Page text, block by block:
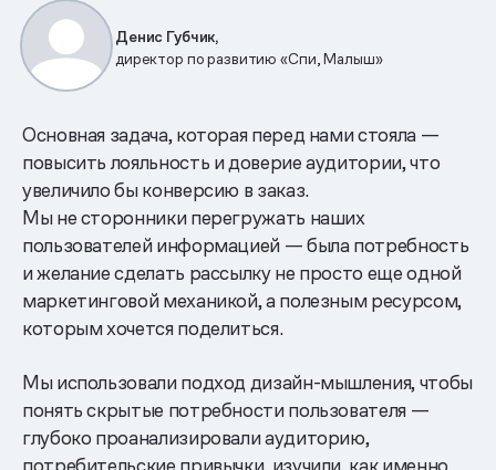
Денис Губчик,
директор по развитию «Спи, Малыш»
Основная задача, которая перед нами стояла —
повысить лояльность и доверие аудитории, что
увеличило бы конверсию в заказ.
Мы не сторонники перегружать наших
пользователей информацией — была потребность
и желание сделать рассылку не просто еще одной
маркетинговой механикой, а полезным ресурсом,
которым хочется поделиться.
Мы использовали подход дизайн-мышления, чтобы
понять скрытые потребности пользователя —
глубоко проанализировали аудиторию,